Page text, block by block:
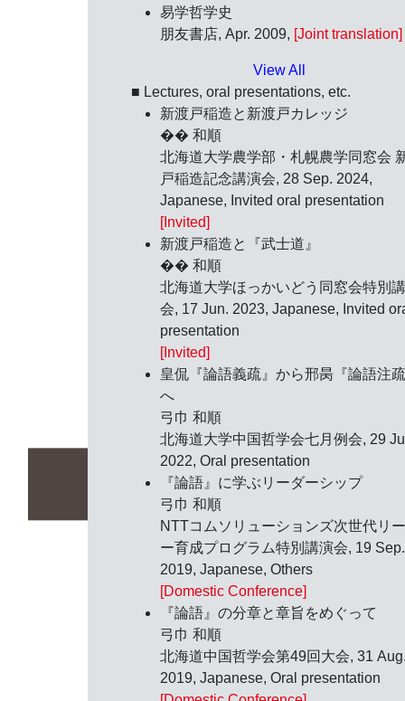
易学哲学史
朋友書店, Apr. 2009, [Joint translation]
View All
■ Lectures, oral presentations, etc.
新渡戸稲造と新渡戸カレッジ
�� 和順
北海道大学農学部・札幌農学同窓会
戸稲造記念講演会, 28 Sep. 2024,
Japanese, Invited oral presentation
[Invited]
新渡戸稲造と『武士道』
�� 和順
北海道大学ほっかいどう同窓会特別
会, 17 Jun. 2023, Japanese, Invited
presentation
[Invited]
皇侃『論語義疏』から邢昺『論語注
へ
弓巾 和順
北海道大学中国哲学会七月例会, 29
2022, Oral presentation
『論語』に学ぶリーダーシップ
弓巾 和順
NTTコムソリューションズ次世代リ
ー育成プログラム特別講演会, 19 Sep.
2019, Japanese, Others
[Domestic Conference]
『論語』の分章と章旨をめぐって
弓巾 和順
北海道中国哲学会第49回大会, 31
2019, Japanese, Oral presentation